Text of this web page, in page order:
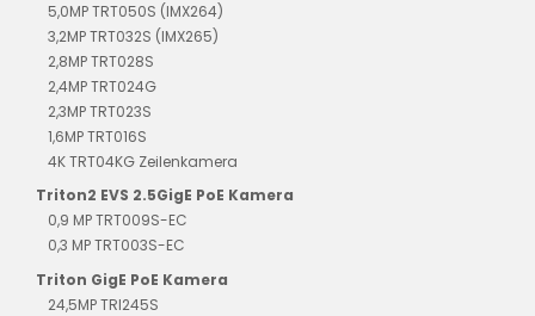
5,0MP TRT050S (IMX264)
3,2MP TRT032S (IMX265)
2,8MP TRT028S
2,4MP TRT024G
2,3MP TRT023S
1,6MP TRT016S
4K TRT04KG Zeilenkamera
Triton2 EVS 2.5GigE PoE Kamera
0,9 MP TRT009S-EC
0,3 MP TRT003S-EC
Triton GigE PoE Kamera
24,5MP TRI245S